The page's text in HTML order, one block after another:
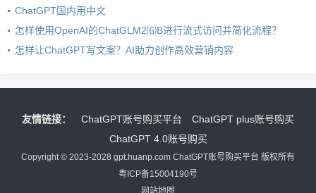
ChatGPT国内用中文
怎样使用OpenAI的ChatGLM2⑹B进行流式访问并简化流程？
怎样让ChatGPT写文案？AI助力创作高效营销内容
友情链接： ChatGPT账号购买平台
ChatGPT plus账号购买
ChatGPT 4.0账号购买
Copyright © 2023-2028 gpt.huanp.com ChatGPT账号购买平台 版权所有
粤ICP备15004190号
网站地图